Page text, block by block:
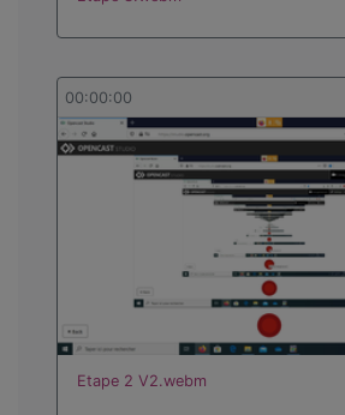
00:00:00
Etape 2 V2.webm